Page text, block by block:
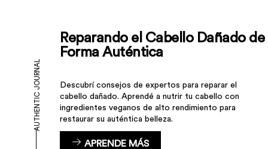
Reparando el Cabello Dañado de
Forma Auténtica
Descubrí consejos de expertos para reparar el
cabello dañado. Aprendé a nutrir tu cabello con
ingredientes veganos de alto rendimiento para
restaurar su auténtica belleza.
APRENDE MÁS
AUTHENTIC JOURNAL